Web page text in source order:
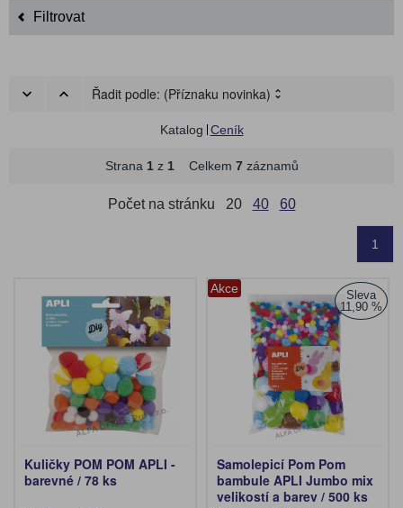
Filtrovat
Řadit podle: (Příznaku novinka)
Katalog Ceník
Strana 1z 1Celkem 7záznamů
Počet na stránku 20 40 60
1
Kuličky POM POM APLI -
barevné / 78 ks
Akce
Sleva
11,90 %
Samolepicí Pom Pom
bambule APLI Jumbo mix
velikostí a barev / 500 ks